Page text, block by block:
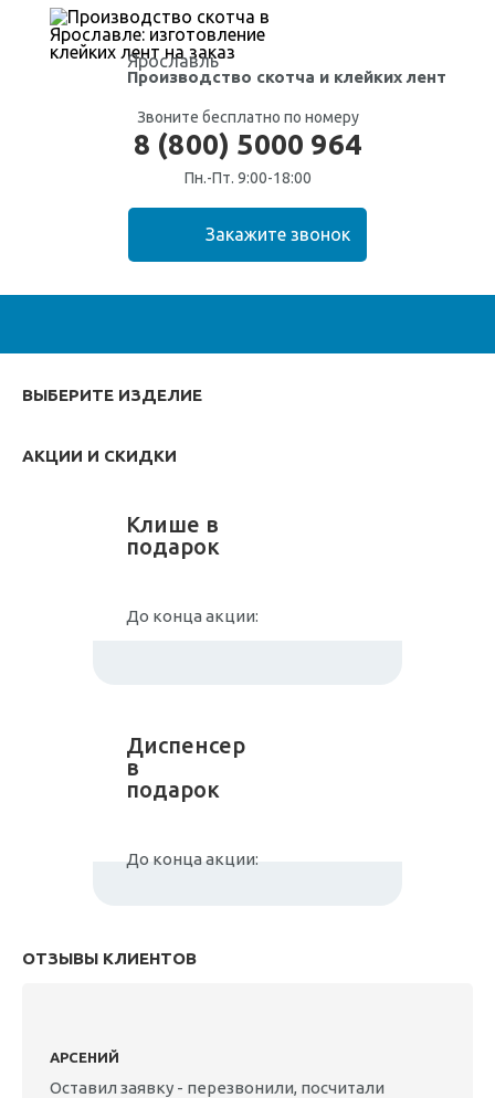
Ярославль
Производство скотча и клейких лент
Звоните бесплатно по номеру
8 (800) 5000 964
Пн.-Пт. 9:00-18:00
ВЫБЕРИТЕ ИЗДЕЛИЕ
АКЦИИ И СКИДКИ
Клише в
подарок
До конца акции:
Диспенсер
в
подарок
До конца акции:
ОТЗЫВЫ КЛИЕНТОВ
АРСЕНИЙ
Оставил заявку - перезвонили, посчитали